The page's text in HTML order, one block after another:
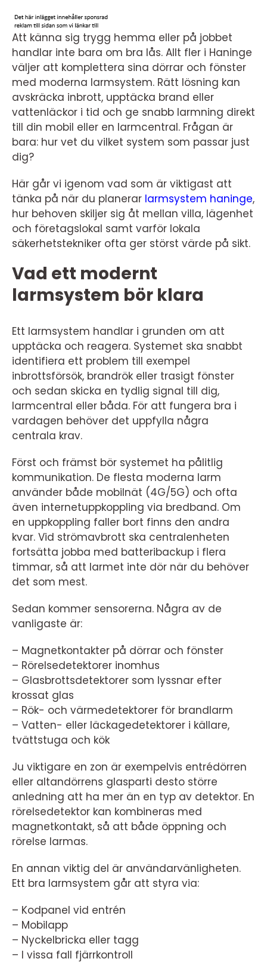
Att känna sig trygg hemma eller på jobbet
handlar inte bara om bra lås. Allt fler i Haninge
väljer att komplettera sina dörrar och fönster
med moderna larmsystem. Rätt lösning kan
avskräcka inbrott, upptäcka brand eller
vattenläckor i tid och ge snabb larmning direkt
till din mobil eller en larmcentral. Frågan är
bara: hur vet du vilket system som passar just
dig?
Här går vi igenom vad som är viktigast att
tänka på när du planerar larmsystem haninge,
hur behoven skiljer sig åt mellan villa, lägenhet
och företagslokal samt varför lokala
säkerhetstekniker ofta ger störst värde på sikt.
Vad ett modernt
larmsystem bör klara
Ett larmsystem handlar i grunden om att
upptäcka och reagera. Systemet ska snabbt
identifiera ett problem till exempel
inbrottsförsök, brandrök eller trasigt fönster
och sedan skicka en tydlig signal till dig,
larmcentral eller båda. För att fungera bra i
vardagen behöver det uppfylla några
centrala krav.
Först och främst bör systemet ha pålitlig
kommunikation. De flesta moderna larm
använder både mobilnät (4G/5G) och ofta
även internetuppkoppling via bredband. Om
en uppkoppling faller bort finns den andra
kvar. Vid strömavbrott ska centralenheten
fortsätta jobba med batteribackup i flera
timmar, så att larmet inte dör när du behöver
det som mest.
Sedan kommer sensorerna. Några av de
vanligaste är:
– Magnetkontakter på dörrar och fönster
– Rörelsedetektorer inomhus
– Glasbrottsdetektorer som lyssnar efter
krossat glas
– Rök- och värmedetektorer för brandlarm
– Vatten- eller läckagedetektorer i källare,
tvättstuga och kök
Ju viktigare en zon är exempelvis entrédörren
eller altandörrens glasparti desto större
anledning att ha mer än en typ av detektor. En
rörelsedetektor kan kombineras med
magnetkontakt, så att både öppning och
rörelse larmas.
En annan viktig del är användarvänligheten.
Ett bra larmsystem går att styra via:
– Kodpanel vid entrén
– Mobilapp
– Nyckelbricka eller tagg
– I vissa fall fjärrkontroll